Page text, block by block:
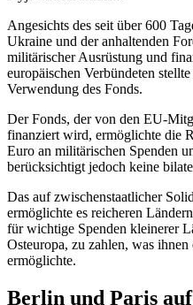
Angesichts des seit über 600
Ukraine und der anhaltenden
militärischer Ausrüstung und
europäischen Verbündeten
Verwendung des Fonds.
Der Fonds, der von den EU-
finanziert wird, ermöglichte die
Euro an militärischen Spenden
berücksichtigt jedoch keine
Das auf zwischenstaatlicher
ermöglichte es reicheren
für wichtige Spenden kleinerer
Osteuropa, zu zahlen, was
ermöglichte.
Berlin und Paris